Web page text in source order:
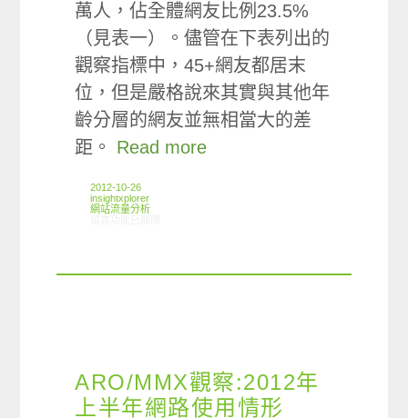
萬人，佔全體網友比例23.5%
（見表一）。儘管在下表列出的
觀察指標中，45+網友都居末
位，但是嚴格說來其實與其他年
齡分層的網友並無相當大的差
距。 Read more
2012-10-26
insightxplorer
網站流量分析
ARO/MMX觀察:2012年
上半年網路使用情形